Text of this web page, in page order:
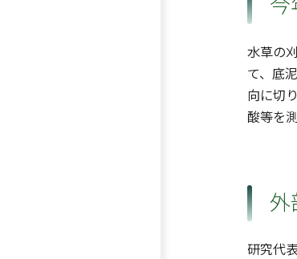
水草の
て、底
向に切
酸等を
外
研究代